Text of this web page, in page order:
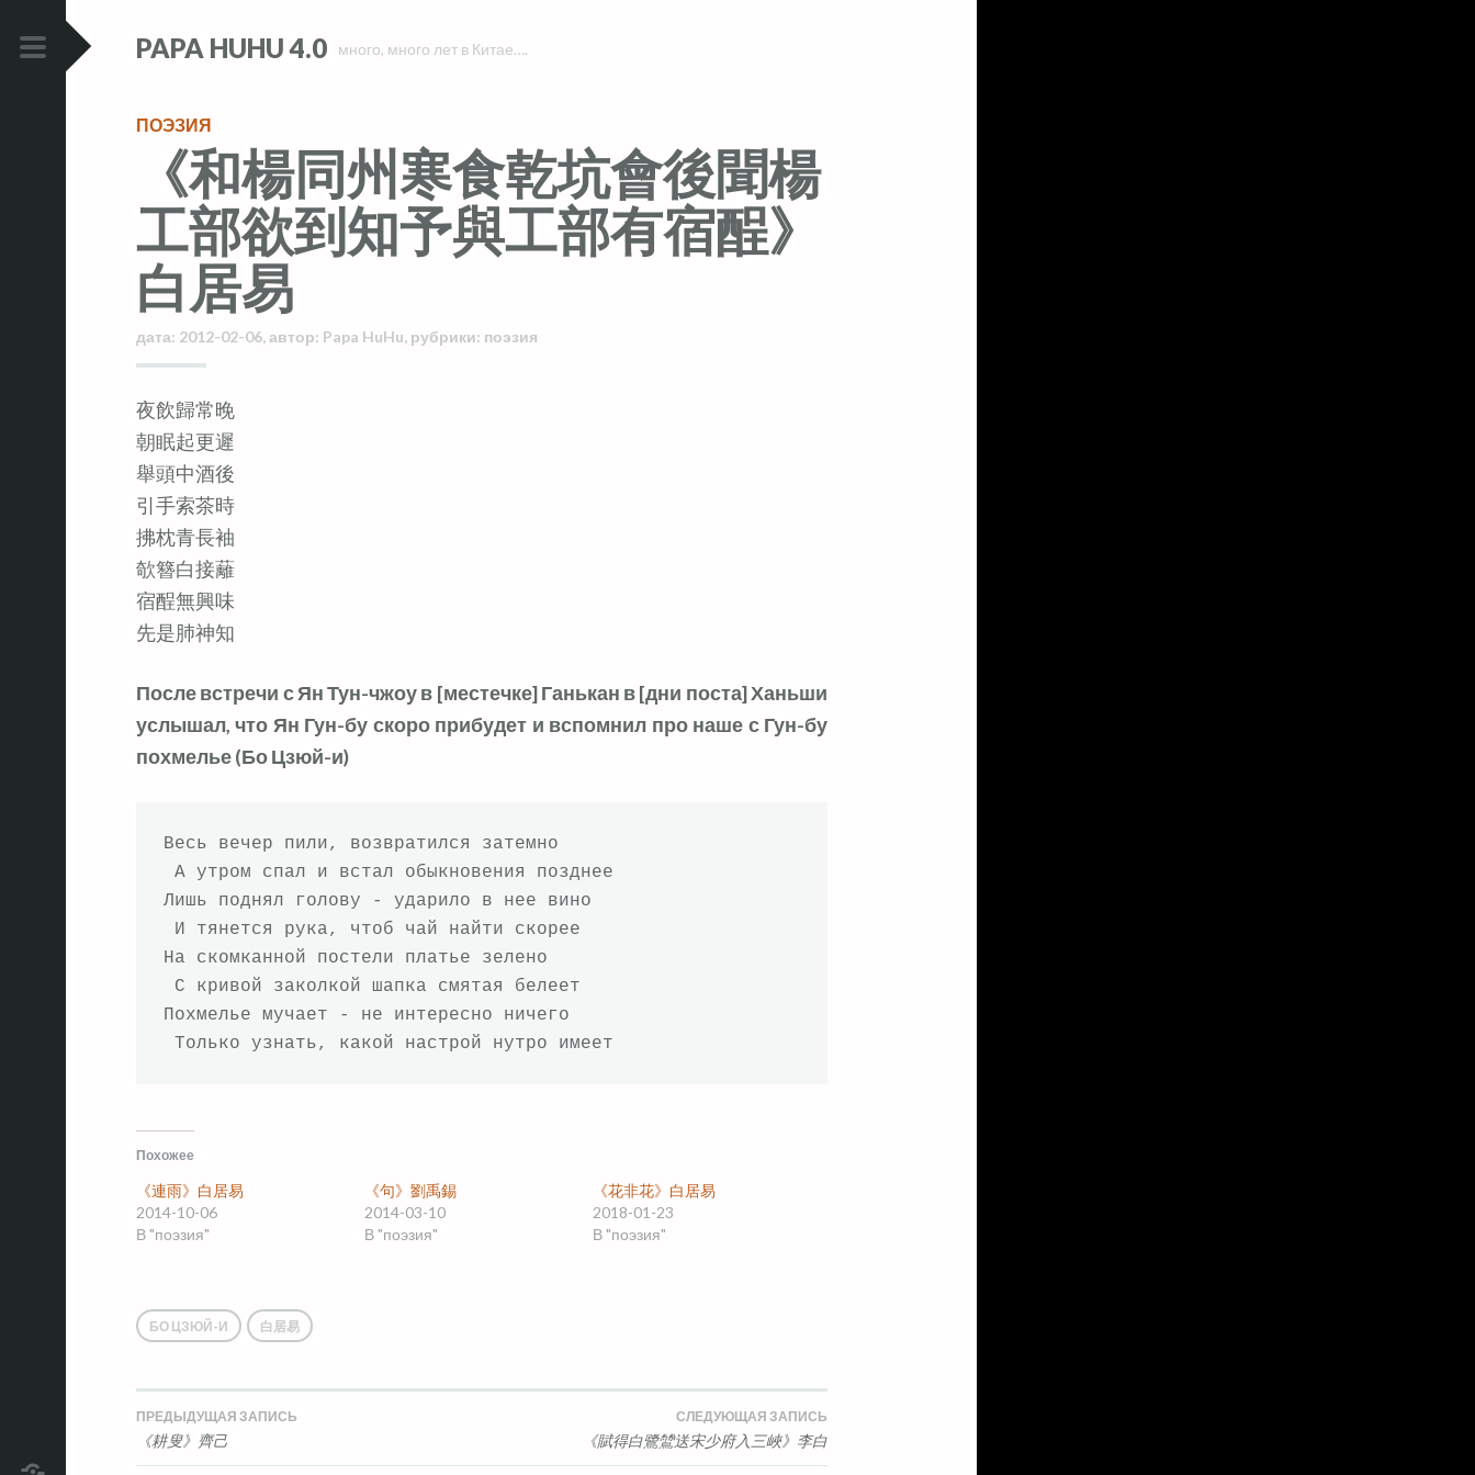
PRIMARY
PAPA HUHU 4.0 много, много лет в Китае….
ПОЭЗИЯ
《和楊同州寒食乾坑會後聞楊
工部欲到知予與工部有宿酲》
白居易
дата: 2012-02-06,автор: Papa HuHu, рубрики: поэзия
夜飲歸常晚
朝眠起更遲
舉頭中酒後
引手索茶時
拂枕青長袖
欹簪白接蘺
宿酲無興味
先是肺神知
После встречи с Ян Тун-чжоу в [местечке] Ганькан в [дни поста] Ханьши
услышал, что Ян Гун-бу скоро прибудет и вспомнил про наше с Гун-бу
похмелье (Бо Цзюй-и)
Весь вечер пили, возвратился затемно
А утром спал и встал обыкновения позднее
Лишь поднял голову - ударило в нее вино
И тянется рука, чтоб чай найти скорее
На скомканной постели платье зелено
С кривой заколкой шапка смятая белеет
Похмелье мучает - не интересно ничего
Только узнать, какой настрой нутро имеет
Похожее
《連雨》白居易
2014-10-06
В "поэзия"
《句》劉禹錫
2014-03-10
В "поэзия"
《花非花》白居易
2018-01-23
В "поэзия"
БО ЦЗЮЙ-И 白居易
Навигация
ПРЕДЫДУЩАЯ ЗАПИСЬ
《耕叟》齊己
СЛЕДУЮЩАЯ ЗАПИСЬ
《賦得白鷺鷥送宋少府入三峽》李白